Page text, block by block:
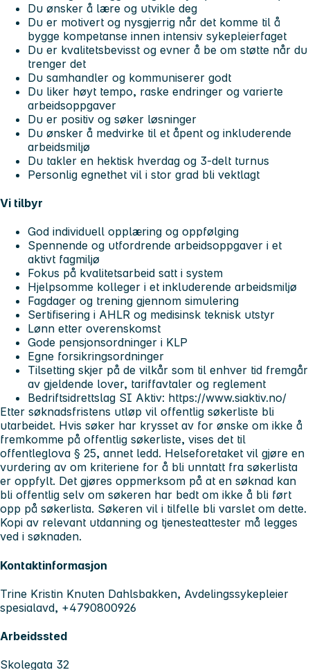
Du ønsker å lære og utvikle deg
Du er motivert og nysgjerrig når det komme til å
bygge kompetanse innen intensiv sykepleierfaget
Du er kvalitetsbevisst og evner å be om støtte når du
trenger det
Du samhandler og kommuniserer godt
Du liker høyt tempo, raske endringer og varierte
arbeidsoppgaver
Du er positiv og søker løsninger
Du ønsker å medvirke til et åpent og inkluderende
arbeidsmiljø
Du takler en hektisk hverdag og 3-delt turnus
Personlig egnethet vil i stor grad bli vektlagt
Vi tilbyr
God individuell opplæring og oppfølging
Spennende og utfordrende arbeidsoppgaver i et
aktivt fagmiljø
Fokus på kvalitetsarbeid satt i system
Hjelpsomme kolleger i et inkluderende arbeidsmiljø
Fagdager og trening gjennom simulering
Sertifisering i AHLR og medisinsk teknisk utstyr
Lønn etter overenskomst
Gode pensjonsordninger i KLP
Egne forsikringsordninger
Tilsetting skjer på de vilkår som til enhver tid fremgår
av gjeldende lover, tariffavtaler og reglement
Bedriftsidrettslag SI Aktiv: https://www.siaktiv.no/
Etter søknadsfristens utløp vil offentlig søkerliste bli
utarbeidet. Hvis søker har krysset av for ønske om ikke å
fremkomme på offentlig søkerliste, vises det til
offentleglova § 25, annet ledd. Helseforetaket vil gjøre en
vurdering av om kriteriene for å bli unntatt fra søkerlista
er oppfylt. Det gjøres oppmerksom på at en søknad kan
bli offentlig selv om søkeren har bedt om ikke å bli ført
opp på søkerlista. Søkeren vil i tilfelle bli varslet om dette.
Kopi av relevant utdanning og tjenesteattester må legges
ved i søknaden.
Kontaktinformasjon
Trine Kristin Knuten Dahlsbakken, Avdelingssykepleier
spesialavd, +4790800926
Arbeidssted
Skolegata 32